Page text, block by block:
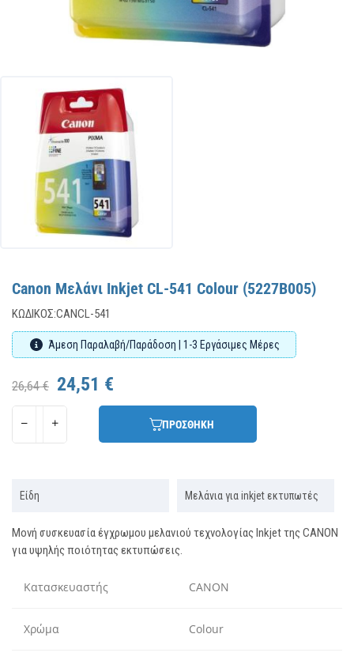
Canon Μελάνι Inkjet CL-541 Colour (5227B005)
ΚΩΔΙΚΌΣ:CANCL-541
Άμεση Παραλαβή/Παράδοση | 1-3 Εργάσιμες Μέρες
26,64 € 24,51 €
ΠΡΟΣΘΗΚΗ
Είδη Μελάνια για inkjet εκτυπωτές
Μονή συσκευασία έγχρωμου μελανιού τεχνολογίας Inkjet της CANON
για υψηλής ποιότητας εκτυπώσεις.
Κατασκευαστής CANON
Χρώμα Colour